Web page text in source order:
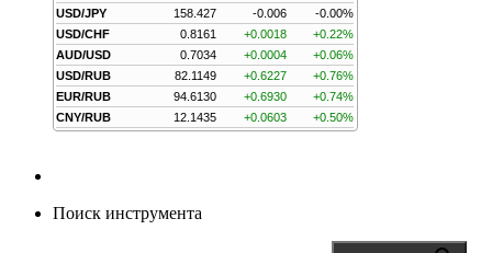
USD/JPY
158.427 -0.006
-0.00%
USD/CHF
0.8161 +0.0018
+0.22%
AUD/USD
0.7034 +0.0004
+0.06%
USD/RUB
82.1149 +0.6227
+0.76%
EUR/RUB
94.6130 +0.6930
+0.74%
CNY/RUB
12.1435 +0.0603 +0.50%
Поиск инструмента